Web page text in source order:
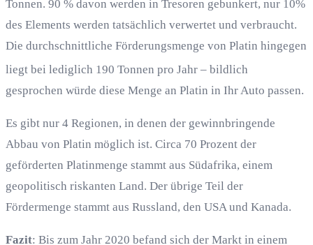
Tonnen. 90 % davon werden in Tresoren gebunkert, nur 10%
des Elements werden tatsächlich verwertet und verbraucht.
Die durchschnittliche Förderungsmenge von Platin hingegen
liegt bei lediglich 190 Tonnen pro Jahr ­ ­­­­– bildlich
gesprochen würde diese Menge an Platin in Ihr Auto passen.
Es gibt nur 4 Regionen, in denen der gewinnbringende
Abbau von Platin möglich ist. Circa 70 Prozent der
geförderten Platinmenge stammt aus Südafrika, einem
geopolitisch riskanten Land. Der übrige Teil der
Fördermenge stammt aus Russland, den USA und Kanada.
Fazit: Bis zum Jahr 2020 befand sich der Markt in einem